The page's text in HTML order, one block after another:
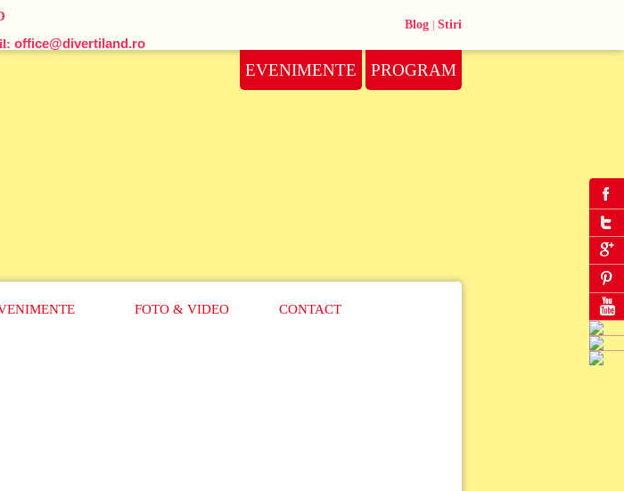
office@divertiland.ro
Blog Stiri
EVENIMENTE PROGRAM
FOTO & VIDEO CONTACT